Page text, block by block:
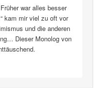
war alles besser
kam mir viel zu oft vor
und die anderen
Dieser Monolog von